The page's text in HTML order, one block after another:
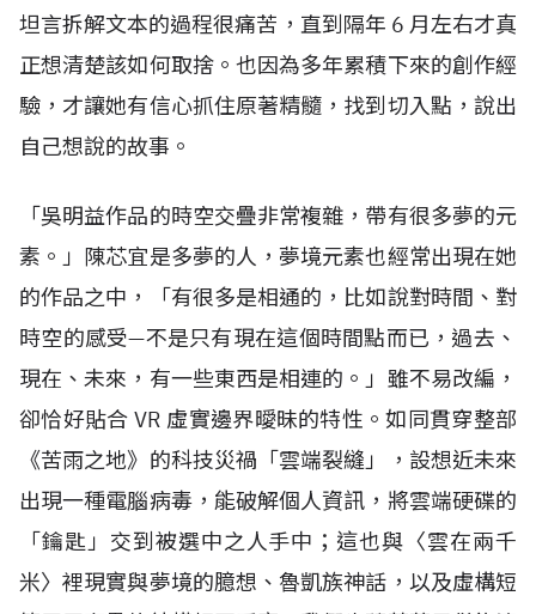
坦言拆解文本的過程很痛苦，直到隔年 6 月左右才真
正想清楚該如何取捨。也因為多年累積下來的創作經
驗，才讓她有信心抓住原著精髓，找到切入點，說出
自己想說的故事。
「吳明益作品的時空交疊非常複雜，帶有很多夢的元
素。」陳芯宜是多夢的人，夢境元素也經常出現在她
的作品之中，「有很多是相通的，比如說對時間、對
時空的感受—不是只有現在這個時間點而已，過去、
現在、未來，有一些東西是相連的。」雖不易改編，
卻恰好貼合 VR 虛實邊界曖昧的特性。如同貫穿整部
《苦雨之地》的科技災禍「雲端裂縫」，設想近未來
出現一種電腦病毒，能破解個人資訊，將雲端硬碟的
「鑰匙」交到被選中之人手中；這也與〈雲在兩千
米〉裡現實與夢境的臆想、魯凱族神話，以及虛構短